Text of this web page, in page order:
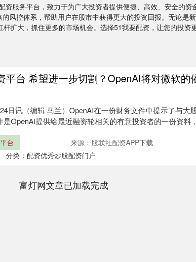
资服务平台，致力于为广大投资者提供便捷、高效、安全的资
风控体系，帮助用户在股市中获得更大的投资回报。无论是
扩大，抓住更多的市场机会。选择51我要配资，让您的投资
平台 希望进一步切割？OpenAI将对微软的
日讯（编辑 马兰）OpenAI在一份财务文件中提示了与大
是OpenAI提供给最近融资轮相关的有意投资者的一份资料
台 来源：股联社配资APP下载
分类： 配资优秀炒股配资门户
富灯网文章已加载完成